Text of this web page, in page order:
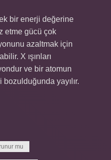
bir enerji değerine
etme gücü çok
azaltmak için
X ışınları
ve bir atomun
yayılır.
mu